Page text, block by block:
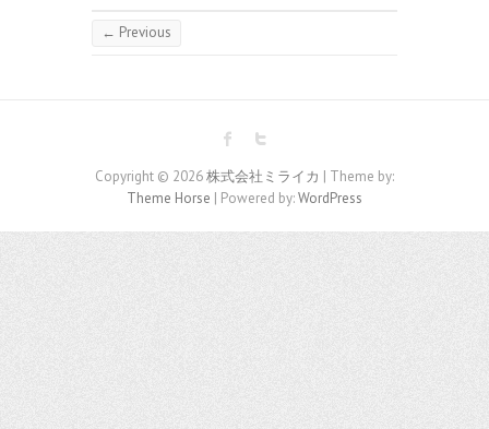
← Previous
Copyright © 2026株式会社ミライカ | Theme by:
Theme Horse | Powered by:WordPress